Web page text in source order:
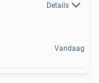
Details
Vandaag